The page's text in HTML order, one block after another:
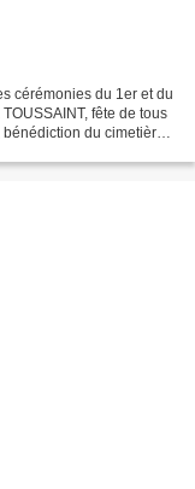
cérémonies du 1er et du
fête de tous
du cimetière